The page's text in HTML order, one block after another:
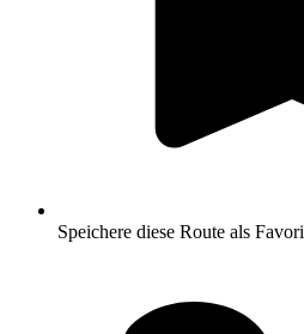
Speichere diese Route als